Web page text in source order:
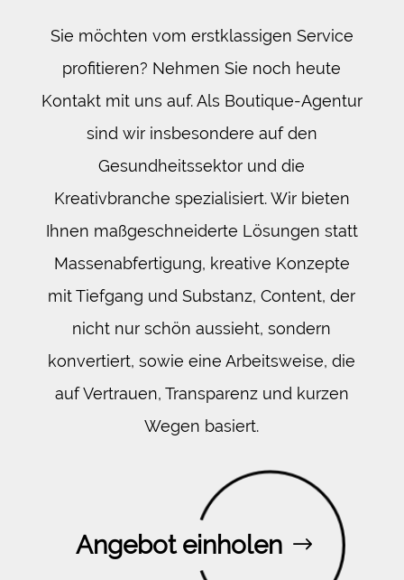
Sie möchten vom erstklassigen Service
profitieren? Nehmen Sie noch heute
Kontakt mit uns auf. Als Boutique-Agentur
sind wir insbesondere auf den
Gesundheitssektor und die
Kreativbranche spezialisiert. Wir bieten
Ihnen maßgeschneiderte Lösungen statt
Massenabfertigung, kreative Konzepte
mit Tiefgang und Substanz, Content, der
nicht nur schön aussieht, sondern
konvertiert, sowie eine Arbeitsweise, die
auf Vertrauen, Transparenz und kurzen
Wegen basiert.
Angebot einholen